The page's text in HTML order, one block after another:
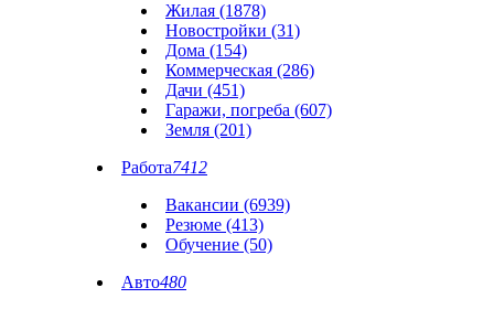
Жилая (1878)
Новостройки (31)
Дома (154)
Коммерческая (286)
Дачи (451)
Гаражи, погреба (607)
Земля (201)
Работа7412
Вакансии (6939)
Резюме (413)
Обучение (50)
Авто480